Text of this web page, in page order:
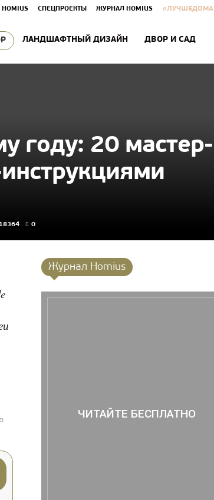
HOMIUS СПЕЦПРОЕКТЫ ЖУРНАЛ HOMIUS #ЛУЧШЕДОМА
ЛАНДШАФТНЫЙ ДИЗАЙН ДВОР И САД
году: 20 мастер-
18364 0
Журнал Homius
ЧИТАЙТЕ БЕСПЛАТНО